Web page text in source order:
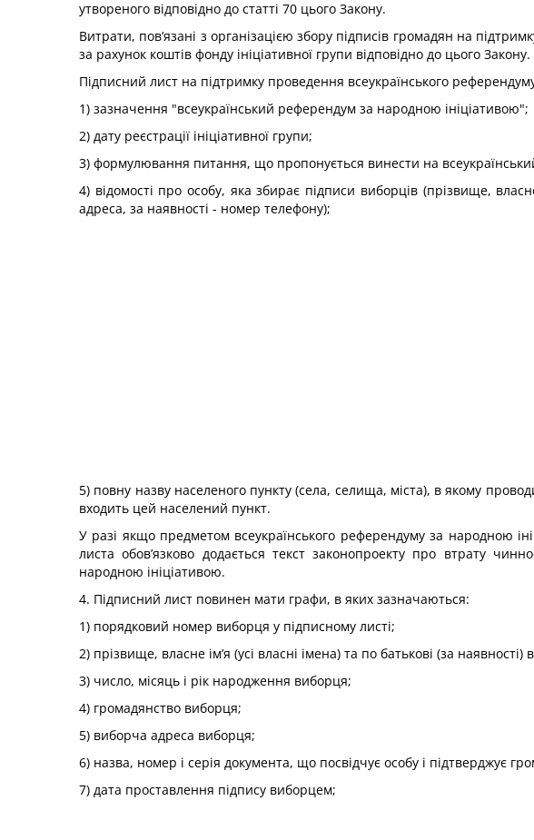
утвореного відповідно до статті 70 цього Закону.
Витрати, пов’язані з організацією збору підписів громадян на
за рахунок коштів фонду ініціативної групи відповідно до цього Закону.
Підписний лист на підтримку проведення всеукраїнського
1) зазначення "всеукраїнський референдум за народною ініціативою";
2) дату реєстрації ініціативної групи;
3) формулювання питання, що пропонується винести на
4) відомості про особу, яка збирає підписи виборців (прізвище,
адреса, за наявності - номер телефону);
5) повну назву населеного пункту (села, селища, міста), в якому
входить цей населений пункт.
У разі якщо предметом всеукраїнського референдуму за народною
листа обов’язково додається текст законопроекту про втрату
народною ініціативою.
4. Підписний лист повинен мати графи, в яких зазначаються:
1) порядковий номер виборця у підписному листі;
2) прізвище, власне ім’я (усі власні імена) та по батькові (за
3) число, місяць і рік народження виборця;
4) громадянство виборця;
5) виборча адреса виборця;
6) назва, номер і серія документа, що посвідчує особу і підтверджує
7) дата проставлення підпису виборцем;